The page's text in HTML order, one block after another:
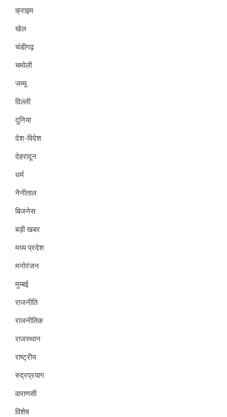
क्राइम
खेल
चंडीगढ़
चमोली
जम्मू
दिल्ली
दुनिया
देश-विदेश
देहरादून
धर्म
नैनीताल
बिजनेस
बड़ी खबर
मध्य प्रदेश
मनोरंजन
मुम्बई
राजनीति
राजनीतिक
राजस्थान
राष्ट्रीय
रुद्रप्रयाग
वाराणसी
विशेष